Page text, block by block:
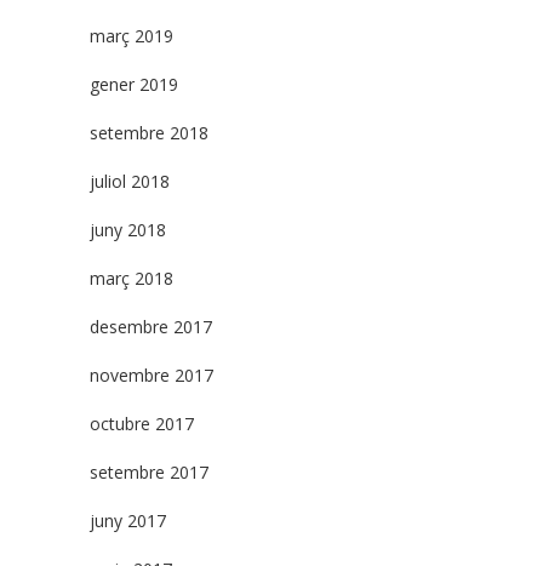
març 2019
gener 2019
setembre 2018
juliol 2018
juny 2018
març 2018
desembre 2017
novembre 2017
octubre 2017
setembre 2017
juny 2017